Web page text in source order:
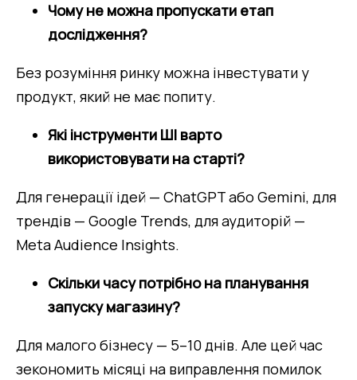
Чому не можна пропускати етап
дослідження?
Без розуміння ринку можна інвестувати у
продукт, який не має попиту.
Які інструменти ШІ варто
використовувати на старті?
Для генерації ідей — ChatGPT або Gemini, для
трендів — Google Trends, для аудиторій —
Meta Audience Insights.
Скільки часу потрібно на планування
запуску магазину?
Для малого бізнесу — 5–10 днів. Але цей час
зекономить місяці на виправлення помилок